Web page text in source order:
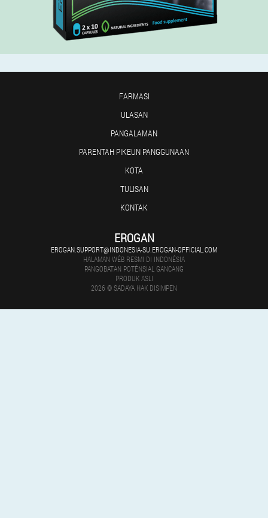
FARMASI
ULASAN
PANGALAMAN
PARENTAH PIKEUN PANGGUNAAN
KOTA
TULISAN
KONTAK
EROGAN
EROGAN.SUPPORT@INDONESIA-SU.EROGAN-OFFICIAL.COM
HALAMAN WÉB RESMI DI INDONÉSIA
PANGOBATAN POTÉNSIAL GANCANG
PRODUK ASLI
2026 © SADAYA HAK DISIMPEN